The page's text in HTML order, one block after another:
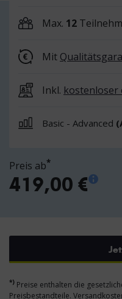
Max. 12
Mit
Inkl.
Basic - Advanced
Preis ab*
419,00 €
*) Preise enthalten die
Preisbestandteile.